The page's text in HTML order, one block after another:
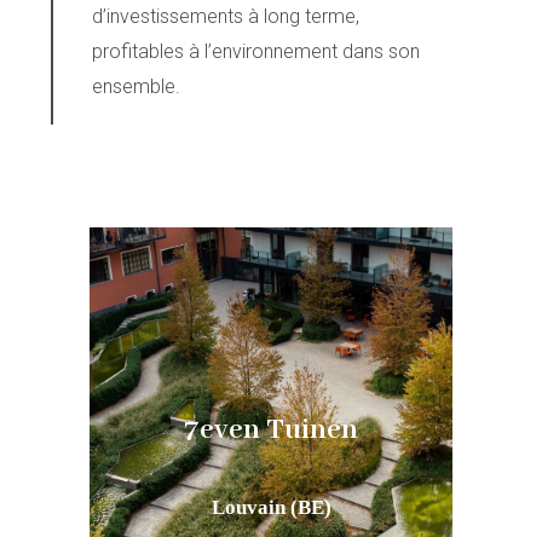
d’investissements à long terme,
profitables à l’environnement dans son
ensemble.
7even Tuinen
Louvain (BE)